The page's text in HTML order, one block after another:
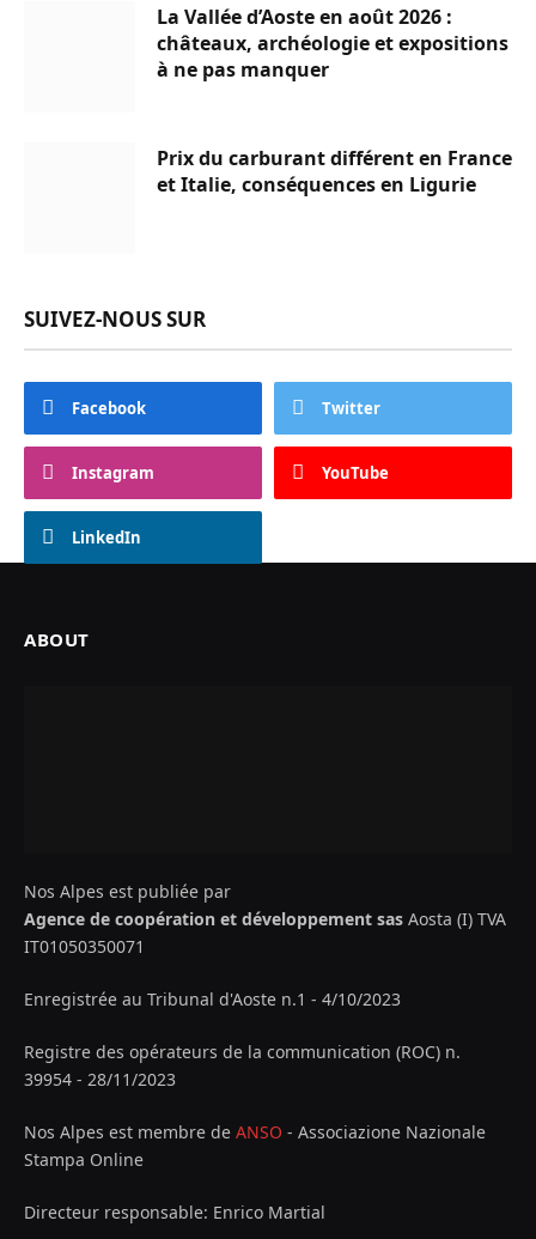
La Vallée d’Aoste en août 2026 :
châteaux, archéologie et expositions
à ne pas manquer
Prix du carburant différent en France
et Italie, conséquences en Ligurie
SUIVEZ-NOUS SUR
Facebook Twitter
Instagram YouTube
LinkedIn
ABOUT
Nos Alpes est publiée par
Agence de coopération et développement sas Aosta (I) TVA
IT01050350071
Enregistrée au Tribunal d'Aoste n.1 - 4/10/2023
Registre des opérateurs de la communication (ROC) n.
39954 - 28/11/2023
Nos Alpes est membre de ANSO - Associazione Nazionale
Stampa Online
Directeur responsable: Enrico Martial